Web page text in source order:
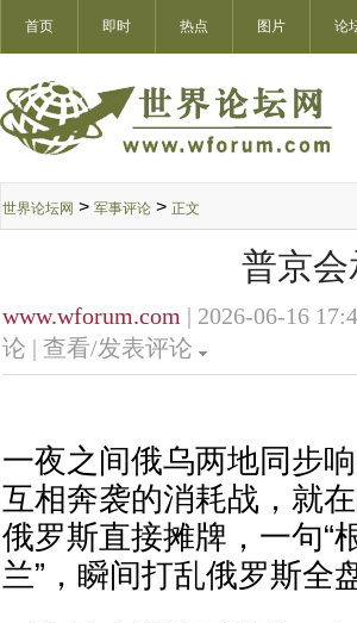
首页 即时 热点 图片 论
世界论坛网 > 军事评论 > 正文
普京
www.wforum.com | 2026-06-16
论 | 查看/发表评论
一夜之间俄乌两地同步
互相奔袭的消耗战，就
俄罗斯直接摊牌，一句“
兰”，瞬间打乱俄罗斯全